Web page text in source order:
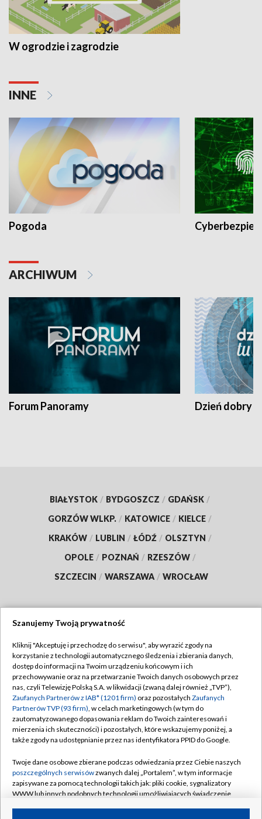
W ogrodzie i zagrodzie
INNE
Pogoda
ARCHIWUM
Forum Panoramy Dzień dobry
BIAŁYSTOK / BYDGOSZCZ / GDAŃSK /
GORZÓW WLKP. / KATOWICE / KIELCE /
KRAKÓW / LUBLIN / ŁÓDŹ / OLSZTYN /
OPOLE / POZNAŃ / RZESZÓW /
SZCZECIN / WARSZAWA / WROCŁAW
TVP
Abonament TVP
Emisja w TVP
Centrum informacji TVP
Naziemna Telewizja Cyfrowa
Rada Programowa
System NOS
Informacje o nadawcy
Regulamin TVP
Polityka prywatności
Moje zgody
Pomoc
Kontakt
Kanały
Szanujemy Twoją prywatność
Kliknij "Akceptuję i przechodzę do serwisu", aby wyrazić zgody na
korzystanie z technologii automatycznego śledzenia i zbierania danych,
dostęp do informacji na Twoim urządzeniu końcowym i ich
przechowywanie oraz na przetwarzanie Twoich danych osobowych przez
nas, czyli Telewizję Polską S.A. w likwidacji (zwaną dalej również „TVP”),
Zaufanych Partnerów z IAB* (1201 firm) oraz pozostałych Zaufanych
Partnerów TVP (93 firm), w celach marketingowych (w tym do
zautomatyzowanego dopasowania reklam do Twoich zainteresowań i
mierzenia ich skuteczności) i pozostałych, które wskazujemy poniżej, a
także zgody na udostępnianie przez nas identyfikatora PPID do Google.
Twoje dane osobowe zbierane podczas odwiedzania przez Ciebie naszych
poszczególnych serwisówzwanych dalej „Portalem”, w tym informacje
zapisywane za pomocą technologii takich jak: pliki cookie, sygnalizatory
WWW lub innych podobnych technologii umożliwiających świadczenie